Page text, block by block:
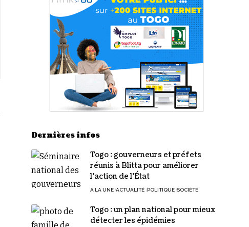
Dernières infos
Togo : gouverneurs et préfets
réunis à Blitta pour améliorer
l’action de l’État
A LA UNE ACTUALITÉ POLITIQUE SOCIÉTÉ
Togo : un plan national pour mieux
détecter les épidémies